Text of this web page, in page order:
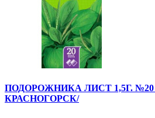
ПОДОРОЖНИКА ЛИСТ 1,5Г. №20
КРАСНОГОРСК/